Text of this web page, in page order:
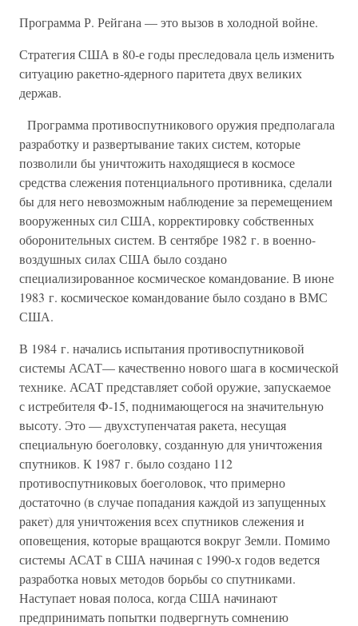
Программа Р. Рейгана — это вызов в холодной войне.
Стратегия США в 80-е годы преследовала цель изменить
ситуацию ракетно-ядерного паритета двух великих
держав.
Программа противоспутникового оружия предполагала
разработку и развертывание таких систем, которые
позволили бы уничтожить находящиеся в космосе
средства слежения потенциального противника, сделали
бы для него невозможным наблюдение за перемещением
вооруженных сил США, корректировку собственных
оборонительных систем. В сентябре 1982 г. в военно-
воздушных силах США было создано
специализированное космическое командование. В июне
1983 г. космическое командование было создано в ВМС
США.
В 1984 г. начались испытания противоспутниковой
системы АСАТ— качественно нового шага в космической
технике. АСАТ представляет собой оружие, запускаемое
с истребителя Ф-15, поднимающегося на значительную
высоту. Это — двухступенчатая ракета, несущая
специальную боеголовку, созданную для уничтожения
спутников. К 1987 г. было создано 112
противоспутниковых боеголовок, что примерно
достаточно (в случае попадания каждой из запущенных
ракет) для уничтожения всех спутников слежения и
оповещения, которые вращаются вокруг Земли. Помимо
системы АСАТ в США начиная с 1990-х годов ведется
разработка новых методов борьбы со спутниками.
Наступает новая полоса, когда США начинают
предпринимать попытки подвергнуть сомнению